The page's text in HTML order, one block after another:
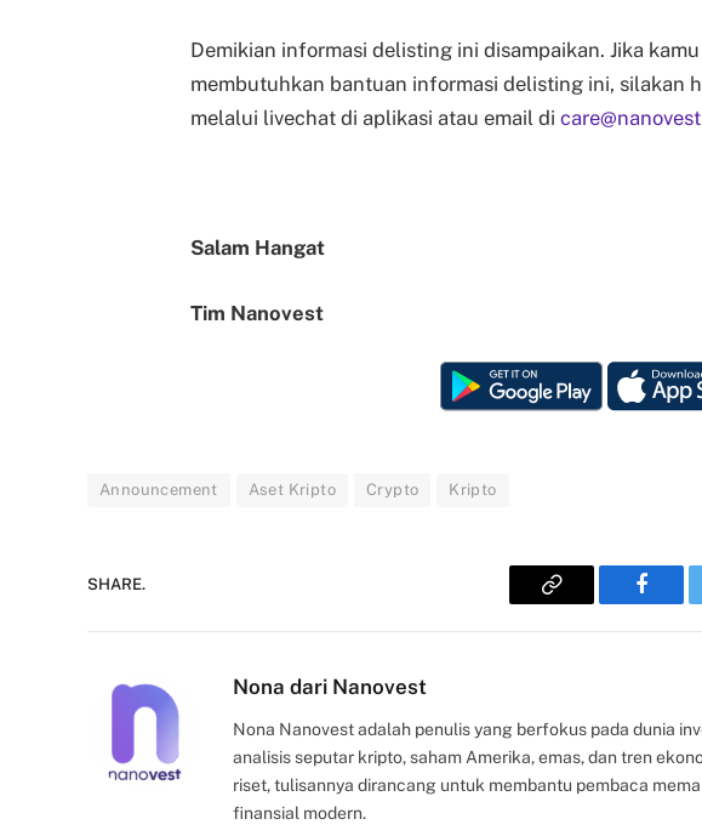
Demikian informasi delisting ini disampaikan. Jika
membutuhkan bantuan informasi delisting ini, silakan
melalui livechat di aplikasi atau email di
Salam Hangat
Tim Nanovest
Announcement Aset Kripto Crypto Kripto
SHARE.
Copy
Nona dari Nanovest
Nona Nanovest adalah penulis yang berfokus pada dunia
analisis seputar kripto, saham Amerika, emas, dan tren
riset, tulisannya dirancang untuk membantu pembaca
finansial modern.